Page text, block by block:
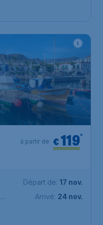
€119*
à partir de
Départ de: 17 nov.
Arrivé: 24 nov.